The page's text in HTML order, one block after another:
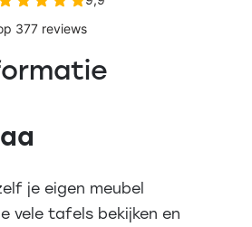
je eigen meubel
vele tafels bekijken en